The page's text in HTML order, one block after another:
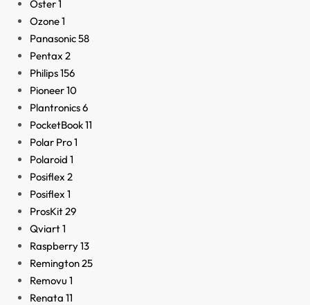
Oster1
Ozone1
Panasonic58
Pentax 2
Philips156
Pioneer10
Plantronics6
PocketBook11
Polar Pro1
Polaroid 1
Posiflex 2
Posiflex 1
ProsKit29
Qviart1
Raspberry13
Remington25
Removu 1
Renata 11